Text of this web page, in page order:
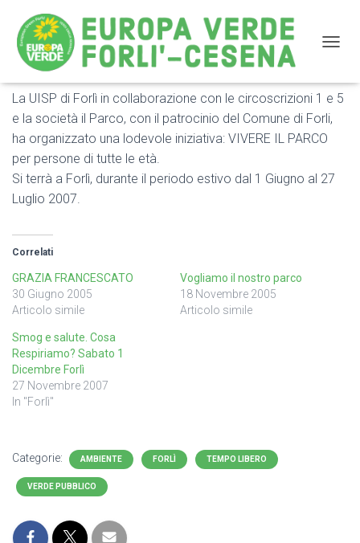
Vivere il Parco
La UISP di Forlì in collaborazione con le circoscrizioni 1 e 5
e la società il Parco, con il patrocinio del Comune di Forli,
ha organizzato una lodevole iniziativa: VIVERE IL PARCO
per persone di tutte le età.
Si terrà a Forlì, durante il periodo estivo dal 1 Giugno al 27
Luglio 2007.
Correlati
GRAZIA FRANCESCATO
30 Giugno 2005
Articolo simile
Vogliamo il nostro parco
18 Novembre 2005
Articolo simile
Smog e salute. Cosa
Respiriamo? Sabato 1
Dicembre Forlì
27 Novembre 2007
In "Forlì"
Categorie: AMBIENTE FORLÌ TEMPO LIBERO
VERDE PUBBLICO